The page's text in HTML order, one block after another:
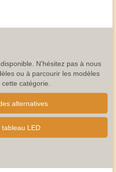
N'hésitez pas à nous
ou à parcourir les modèles
catégorie.
alternatives
tableau LED